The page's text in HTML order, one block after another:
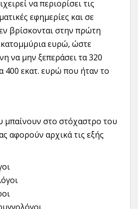
να περιορίσει τις
εφημερίες και σε
βρίσκονται στην πρώτη
ευρώ, ώστε
να μην ξεπεράσει τα 320
400 εκατ. ευρώ που ήταν το
μπαίνουν στο στόχαστρο του
αφορούν αρχικά τις εξής